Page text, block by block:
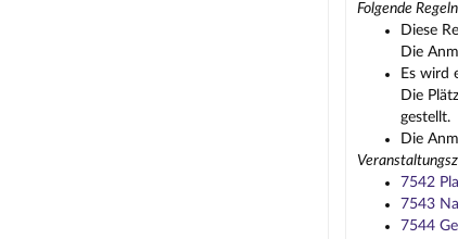
Folgende
Diese
Die
Es wird
Die
gestellt.
Die
7542
7543
7544